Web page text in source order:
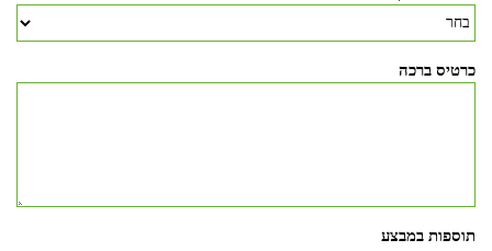
כרטיס ברכה
תוספות במבצע